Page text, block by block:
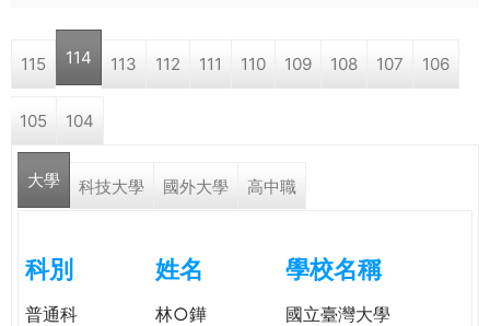
學a
r
e
e
115 114 113 112 111 110 109 108 107 106
105 104
大學 科技大學 國外大學 高中職
科別 姓名 學校名稱
普通科 林○鏵
國立臺灣大學